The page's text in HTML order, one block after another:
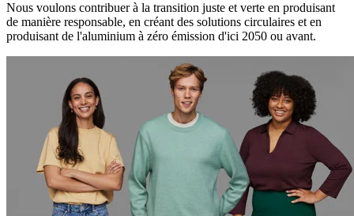
Nous voulons contribuer à la transition juste et verte en produisant
de manière responsable, en créant des solutions circulaires et en
produisant de l'aluminium à zéro émission d'ici 2050 ou avant.